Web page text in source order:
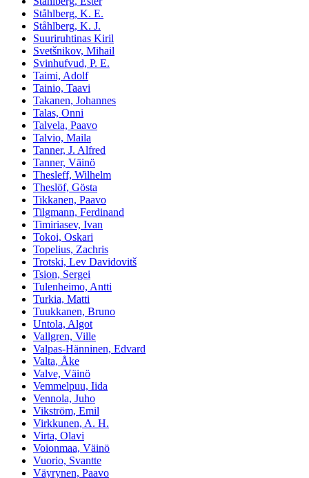
Ståhlberg, K. E.
Ståhlberg, K. J.
Suuriruhtinas Kiril
Svetšnikov, Mihail
Svinhufvud, P. E.
Taimi, Adolf
Tainio, Taavi
Takanen, Johannes
Talas, Onni
Talvela, Paavo
Talvio, Maila
Tanner, J. Alfred
Tanner, Väinö
Thesleff, Wilhelm
Theslöf, Gösta
Tikkanen, Paavo
Tilgmann, Ferdinand
Timiriasev, Ivan
Tokoi, Oskari
Topelius, Zachris
Trotski, Lev Davidovitš
Tsion, Sergei
Tulenheimo, Antti
Turkia, Matti
Tuukkanen, Bruno
Untola, Algot
Vallgren, Ville
Valpas-Hänninen, Edvard
Valta, Åke
Valve, Väinö
Vemmelpuu, Iida
Vennola, Juho
Vikström, Emil
Virkkunen, A. H.
Virta, Olavi
Voionmaa, Väinö
Vuorio, Svantte
Väyrynen, Paavo